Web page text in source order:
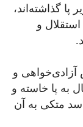
پا گذاشته‌اند،
و
آزادی‌خواهی و
به پا خاسته و
و دستگاه فاسد متکی به آن